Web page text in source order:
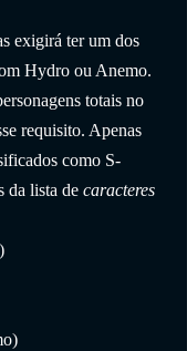
exigirá ter um dos
Hydro ou Anemo.
totais no
requisito. Apenas
como S-
da lista de caracteres